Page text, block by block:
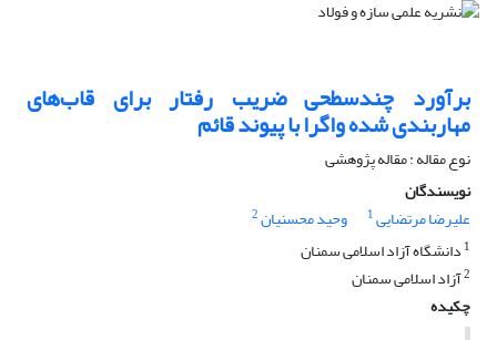
برآورد چندسطحی ضریب رفتار برای قاب‌های
مهاربندی شده واگرا با پیوند قائم
نوع مقاله : مقاله پژوهشی
نویسندگان
علیرضا مرتضایی1 وحید محسنیان2
1 دانشگاه آزاد اسلامی سمنان
2آزاد اسلامی سمنان
چکیده